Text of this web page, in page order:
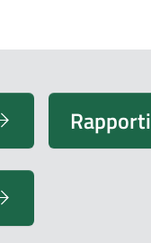
Rapporti